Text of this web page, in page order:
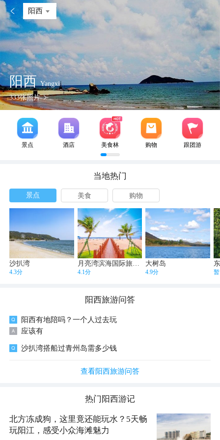
 阳西
阳西Yangxi
333张照片
景点 酒店 美食林 购物 跟团游
当地热门
景点 美食 购物
沙扒湾
4.3分 4.1分
大树岛
4.9分
阳西旅游问答
阳西有地陪吗？一个人过去玩
应该有
沙扒湾搭船过青州岛需多少钱
查看阳西旅游问答
热门 阳西游记
北方冻成狗，这里竟还能玩水？5天畅
玩阳江，感受小众海滩魅力